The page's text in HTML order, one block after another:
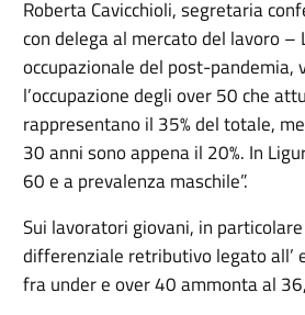
Roberta Cavicchioli, segretaria
con delega al mercato del lavoro –
occupazionale del post-pandemia,
l’occupazione degli over 50 che
rappresentano il 35% del totale,
30 anni sono appena il 20%. In
60 e a prevalenza maschile”.
Sui lavoratori giovani, in
differenziale retributivo legato all’
fra under e over 40 ammonta al